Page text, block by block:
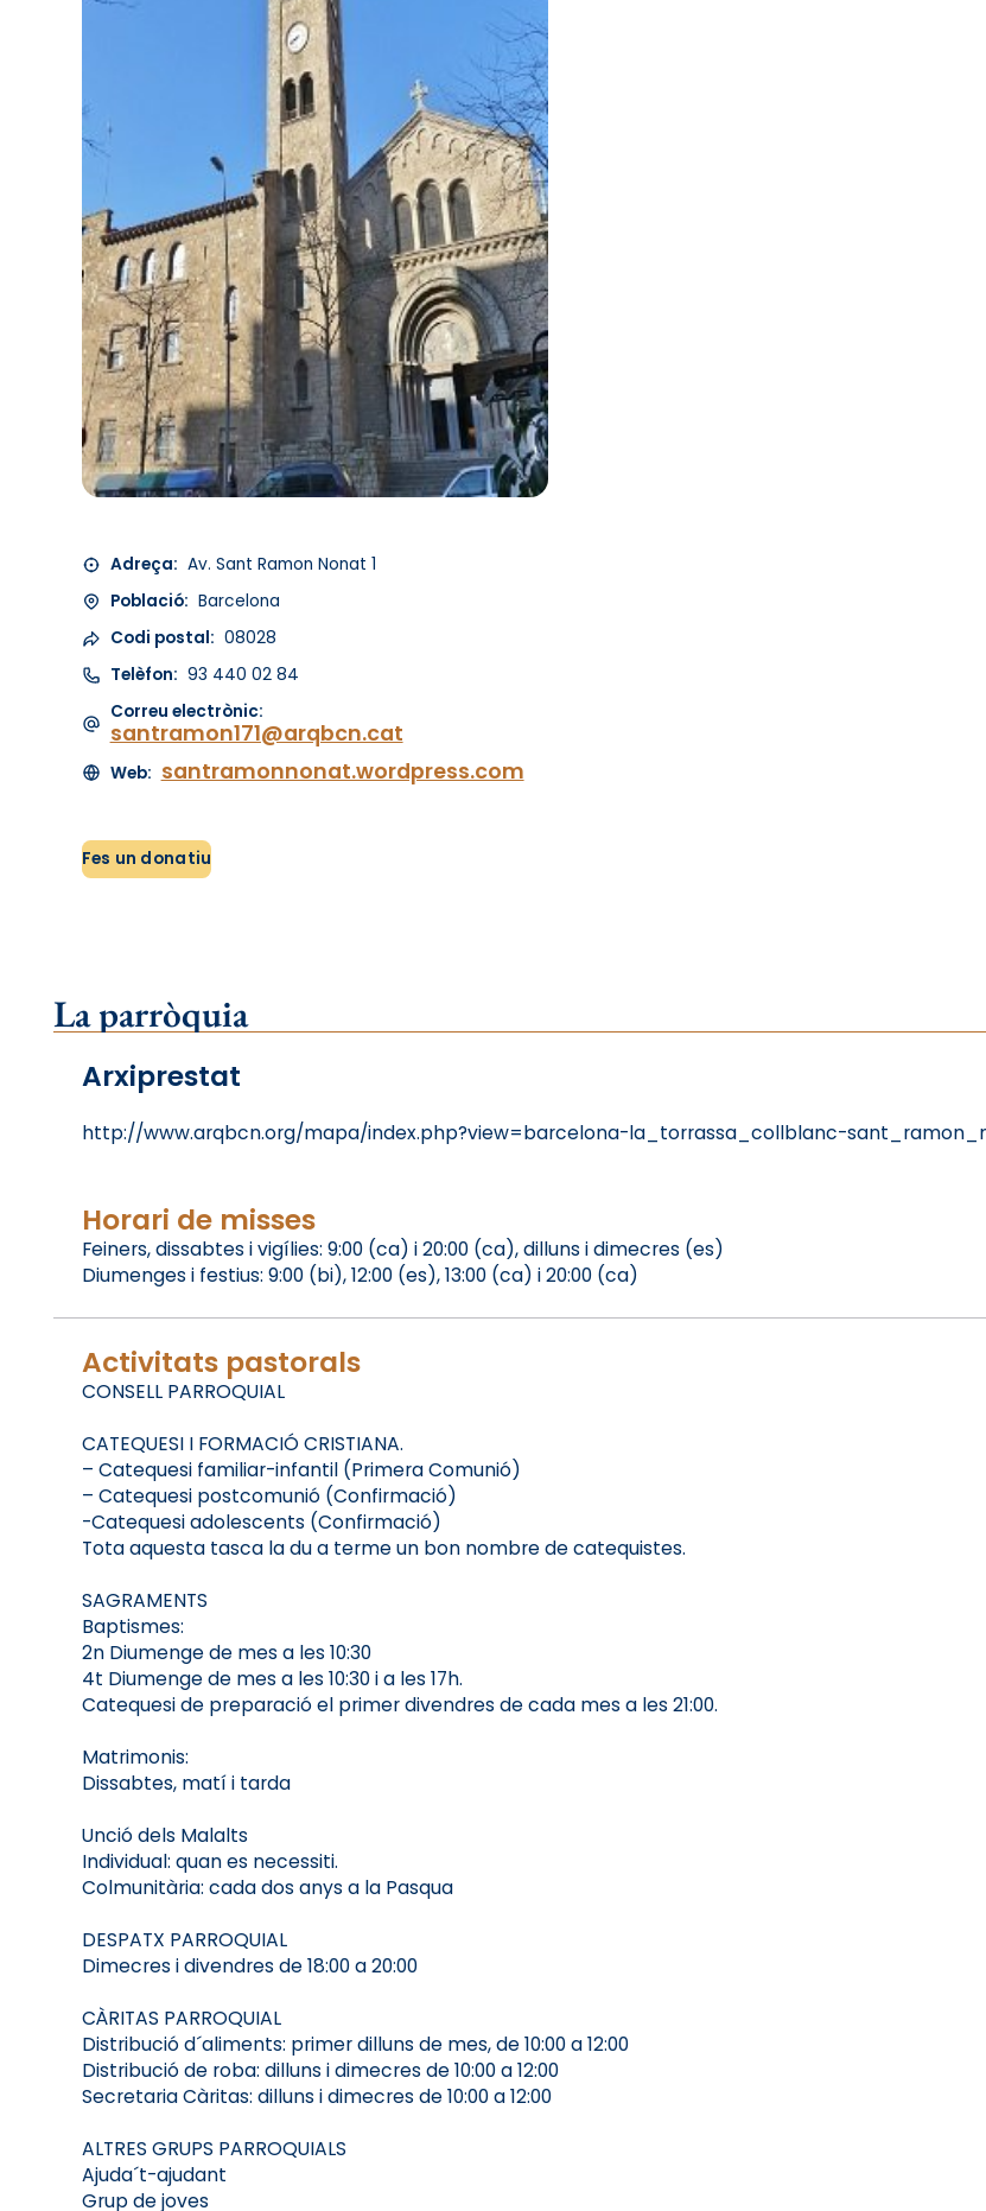
Adreça: Av. Sant Ramon Nonat 1
Població: Barcelona
Codi postal: 08028
Telèfon: 93 440 02 84
Correu electrònic:
santramon171@arqbcn.cat
Web: santramonnonat.wordpress.com
Fes un donatiu
La parròquia
Arxiprestat
http://www.arqbcn.org/mapa/index.php?view=barcelona-la_torrassa_collblanc-
Horari de misses
Feiners, dissabtes i vigílies: 9:00 (ca) i 20:00 (ca), dilluns i dimecres (es)
Diumenges i festius: 9:00 (bi), 12:00 (es), 13:00 (ca) i 20:00 (ca)
Activitats pastorals
CONSELL PARROQUIAL
CATEQUESI I FORMACIÓ CRISTIANA.
– Catequesi familiar-infantil (Primera Comunió)
– Catequesi postcomunió (Confirmació)
-Catequesi adolescents (Confirmació)
Tota aquesta tasca la du a terme un bon nombre de catequistes.
SAGRAMENTS
Baptismes:
2n Diumenge de mes a les 10:30
4t Diumenge de mes a les 10:30 i a les 17h.
Catequesi de preparació el primer divendres de cada mes a les 21:00.
Matrimonis:
Dissabtes, matí i tarda
Unció dels Malalts
Individual: quan es necessiti.
Colmunitària: cada dos anys a la Pasqua
DESPATX PARROQUIAL
Dimecres i divendres de 18:00 a 20:00
CÀRITAS PARROQUIAL
Distribució d´aliments: primer dilluns de mes, de 10:00 a 12:00
Distribució de roba: dilluns i dimecres de 10:00 a 12:00
Secretaria Càritas: dilluns i dimecres de 10:00 a 12:00
ALTRES GRUPS PARROQUIALS
Ajuda´t-ajudant
Grup de joves